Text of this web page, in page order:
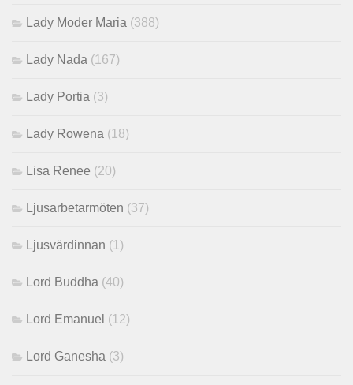
Lady Moder Maria (388)
Lady Nada (167)
Lady Portia (3)
Lady Rowena (18)
Lisa Renee (20)
Ljusarbetarmöten (37)
Ljusvärdinnan (1)
Lord Buddha (40)
Lord Emanuel (12)
Lord Ganesha (3)